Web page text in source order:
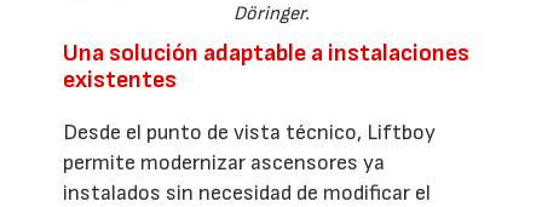
Döringer.
Una solución adaptable a instalaciones
existentes
Desde el punto de vista técnico, Liftboy
permite modernizar ascensores ya
instalados sin necesidad de modificar el